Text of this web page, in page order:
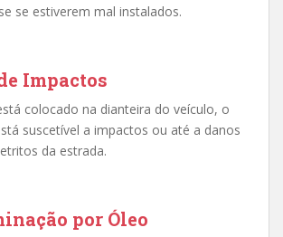
se estiverem mal instalados.
Impactos
colocado na dianteira do veículo, o
suscetível a impactos ou até a danos
da estrada.
por Óleo